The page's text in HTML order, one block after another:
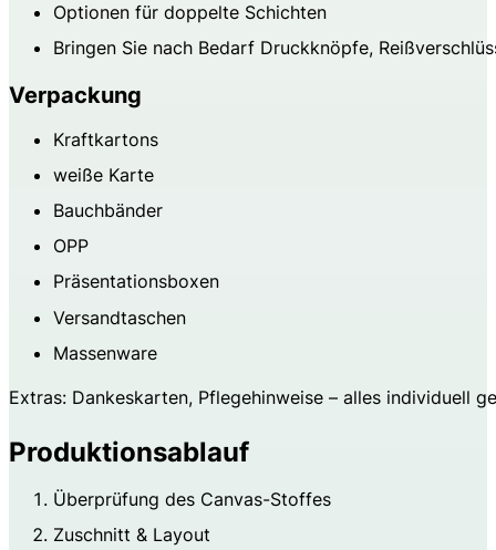
Optionen für doppelte Schichten
Bringen Sie nach Bedarf Druckknöpfe,
Verpackung
Kraftkartons
weiße Karte
Bauchbänder
OPP
Präsentationsboxen
Versandtaschen
Massenware
Extras: Dankeskarten, Pflegehinweise – alles individuell
Produktionsablauf
Überprüfung des Canvas-Stoffes
Zuschnitt & Layout